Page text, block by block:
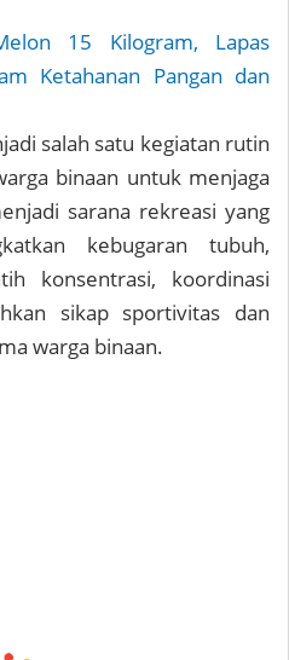
15 Kilogram, Lapas
Ketahanan Pangan dan
salah satu kegiatan rutin
binaan untuk menjaga
sarana rekreasi yang
kebugaran tubuh,
konsentrasi, koordinasi
sikap sportivitas dan
warga binaan.